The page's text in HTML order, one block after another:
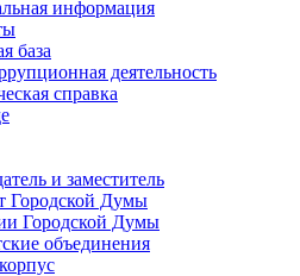
информация
база
деятельность
справка
и заместитель
Городской Думы
Городской Думы
объединения